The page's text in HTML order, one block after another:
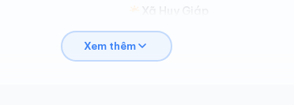
Xã Huy Giáp
Xã Lý Bôn
Xem thêm